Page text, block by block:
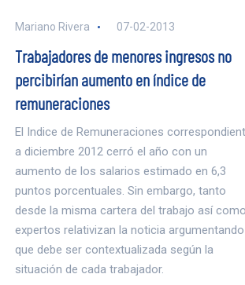
Mariano Rivera 07-02-2013
Trabajadores de menores ingresos no
percibirían aumento en índice de
remuneraciones
El Indice de Remuneraciones
a diciembre 2012 cerró el año con un
aumento de los salarios estimado en 6,3
puntos porcentuales. Sin embargo, tanto
desde la misma cartera del trabajo así como
expertos relativizan la noticia argumentando
que debe ser contextualizada según la
situación de cada trabajador.